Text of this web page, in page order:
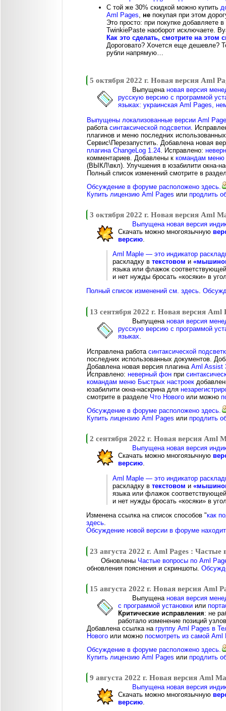
С той же 30% скидкой можно купить
Aml Pages, не покупая при этом
Это просто: при покупке добавляете
TwinkiePaste наоборот исключаете.
Как это сделать, смотрите на этом
Дороговато? Хочется еще дешевле?
рубли напрямую…
5 октября 2022 г. Новая версия Aml
Выпущена новая версия
русскую версию с программой
языках: украинская Aml Pages,
Выпущены локализованные версии Aml
работа синтаксической подсветки .
плагинов и меню последних
Сервис\Перезапустить. Добавлена новая
плагина ChangeLog 1.24 . Исправлено:
комментариев. Добавлены к командам меню
(ВЫКЛ\вкл). Улучшения в юзабилити окна-
Полный список изменений смотрите в
Обсуждение в форуме расположено здесь.
Купить лицензию Aml Pages или продлить
3 октября 2022 г. Новая версия Aml
Выпущена новая версия
Скачать можно многоязычную
версию
Aml Maple — это индикатор
раскладку в текстовом и
языка или флажок
и нет нужды бросать «косяки» в
Полный список изменений см. здесь.
13 сентября 2022 г. Новая версия Aml
Выпущена новая версия
русскую версию с программой
языках.
Исправлена работа синтаксической
последних использованных документов.
Добавлена новая версия плагина Aml Assist
Исправлено: неверный фон при
командам меню Быстрых настроек
юзабилити окна-наскрина для
смотрите в разделе Что Нового или можно
Обсуждение в форуме расположено здесь.
Купить лицензию Aml Pages или продлить
2 сентября 2022 г. Новая версия Aml
Выпущена новая версия
Скачать можно многоязычную
версию.
Aml Maple — это индикатор
раскладку в текстовом и
языка или флажок
и нет нужды бросать «косяки» в
Изменена ссылка на список способов "как
здесь
Обсуждение новой версии в форуме
23 августа 2022 г. Aml Pages : Частые
Обновлены Частые вопросы по Aml
обновления пояснения и скриншоты.
15 августа 2022 г. Новая версия Aml
Выпущена новая версия
с программой установки или
Критические исправления: не
работало изменение позиций
Добавлена ссылка на группу Aml Pages в
Нового или можно посмотреть из самой Aml
Обсуждение в форуме расположено здесь.
Купить лицензию Aml Pages или продлить
9 августа 2022 г. Новая версия Aml
Выпущена новая версия
Скачать можно многоязычную
версию